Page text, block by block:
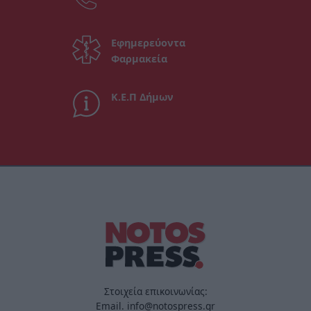
Εφημερεύοντα
Φαρμακεία
Κ.Ε.Π Δήμων
Στοιχεία επικοινωνίας:
Email. info@notospress.gr